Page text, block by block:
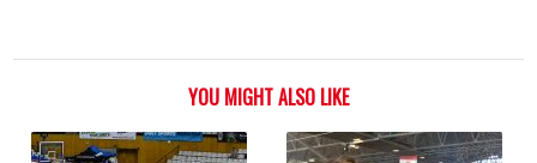
YOU MIGHT ALSO LIKE